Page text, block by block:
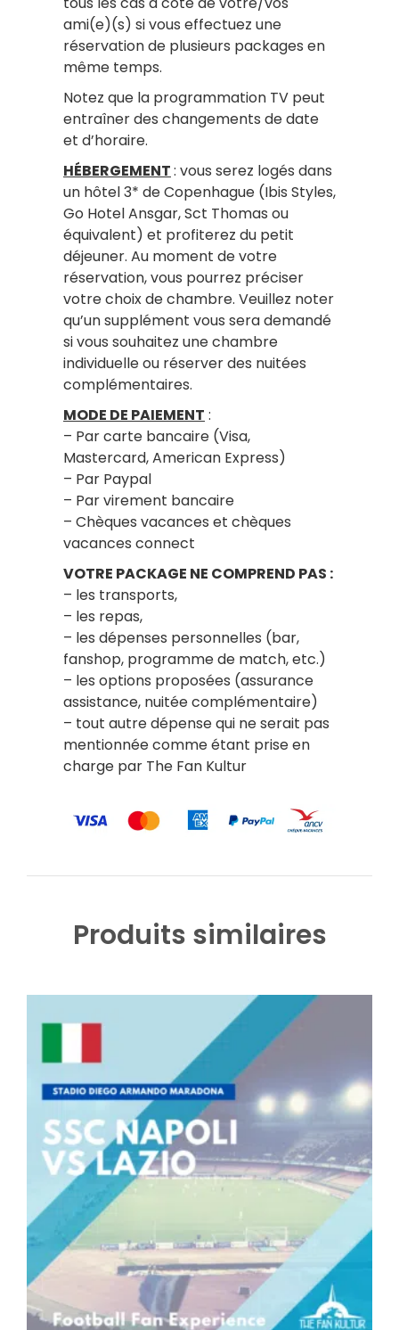
ami(e)(s) si vous effectuez une
réservation de plusieurs packages en
même temps.
Notez que la programmation TV peut
entraîner des changements de date
et d’horaire.
HÉBERGEMENT: vous serez logés dans
un hôtel 3* de Copenhague (Ibis Styles,
Go Hotel Ansgar, Sct Thomas ou
équivalent) et profiterez du petit
déjeuner. Au moment de votre
réservation, vous pourrez préciser
votre choix de chambre. Veuillez noter
qu’un supplément vous sera demandé
si vous souhaitez une chambre
individuelle ou réserver des nuitées
complémentaires.
MODE DE PAIEMENT :
– Par carte bancaire (Visa,
Mastercard, American Express)
– Par Paypal
– Par virement bancaire
– Chèques vacances et chèques
vacances connect
VOTRE PACKAGE NE COMPREND PAS :
– les transports,
– les repas,
– les dépenses personnelles (bar,
fanshop, programme de match, etc.)
– les options proposées (assurance
assistance, nuitée complémentaire)
– tout autre dépense qui ne serait pas
mentionnée comme étant prise en
charge par The Fan Kultur
Produits similaires